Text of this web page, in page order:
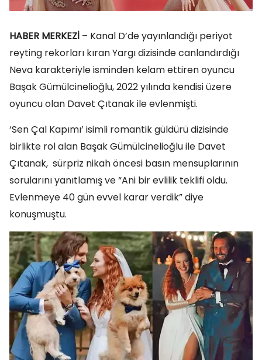
HABER MERKEZİ – Kanal D’de yayınlandığı periyot
reyting rekorları kıran Yargı dizisinde canlandırdığı
Neva karakteriyle isminden kelam ettiren oyuncu
Başak Gümülcinelioğlu, 2022 yılında kendisi üzere
oyuncu olan Davet Çıtanak ile evlenmişti.
‘Sen Çal Kapımı’ isimli romantik güldürü dizisinde
birlikte rol alan Başak Gümülcinelioğlu ile Davet
Çıtanak, sürpriz nikah öncesi basın mensuplarının
sorularını yanıtlamış ve “Ani bir evlilik teklifi oldu.
Evlenmeye 40 gün evvel karar verdik” diye
konuşmuştu.